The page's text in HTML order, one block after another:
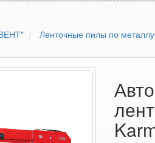
Ленточные пилы по металлу